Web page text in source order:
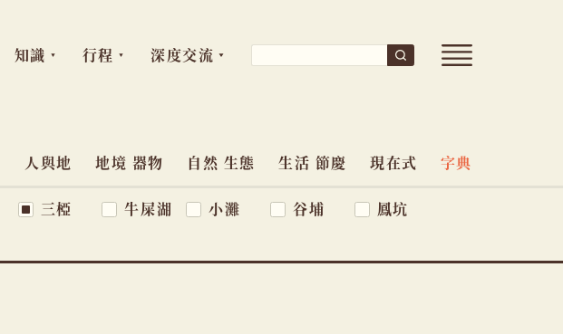
開
單
字:
搜
尋
知識 行程 深度交流
主
題
人與地 地境 器物 自然 生態 生活 節慶 現在式 字典
三椏 牛屎湖 小灘 谷埔
鳳坑